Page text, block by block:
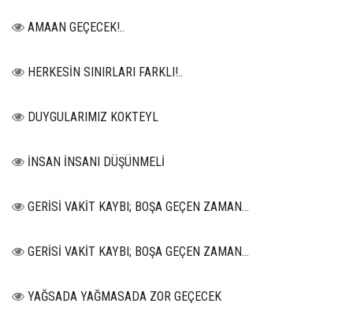
AMAAN GEÇECEK!..
HERKESİN SINIRLARI FARKLI!..
DUYGULARIMIZ KOKTEYL
İNSAN İNSANI DÜŞÜNMELİ
GERİSİ VAKİT KAYBI; BOŞA GEÇEN ZAMAN...
GERİSİ VAKİT KAYBI; BOŞA GEÇEN ZAMAN...
YAĞSADA YAĞMASADA ZOR GEÇECEK